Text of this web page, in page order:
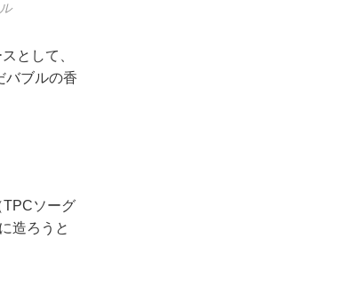
として、
バブルの香
TPCソーグ
造ろうと